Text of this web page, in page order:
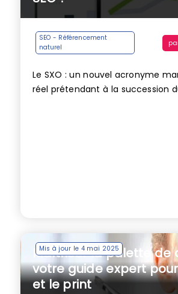
SEO - Référencement
naturel
Le SXO : un nouvel acronyme
réel prétendant à la succession
Mis à jour le 4 mai 2025
Maîtriser la palette de
votre guide expert
et le print